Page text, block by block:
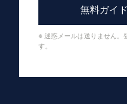
無料ガイ
※ 迷惑メールは送りません。
す。